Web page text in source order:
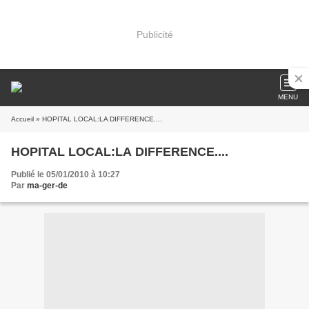
Publicité
MENU
Accueil » HOPITAL LOCAL:LA DIFFERENCE....
HOPITAL LOCAL:LA DIFFERENCE....
Publié le 05/01/2010 à 10:27
Par ma-ger-de